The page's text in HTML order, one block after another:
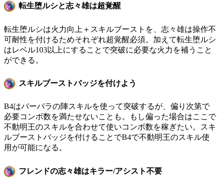
転生堕ルシと志々雄は超覚醒
転生堕ルシは火力向上＋スキルブーストを、志々雄は操作不
可耐性を付けるためそれぞれ超覚醒必須。加えて転生堕ルシ
はレベル103以上にすることで突破に必要な火力を補うこと
ができる。
スキルブーストバッジを付けよう
B4はバーバラの陣スキルを使って突破するが、偏り次第で
必要コンボ数を満たせないことも。もし偏った場合はここで
不動明王のスキルを合わせて使いコンボ数を稼ぎたい。スキ
ルブーストバッジを付けることでB4で不動明王のスキル使
用が可能になる。
フレンドの志々雄はキラー/アシスト不要